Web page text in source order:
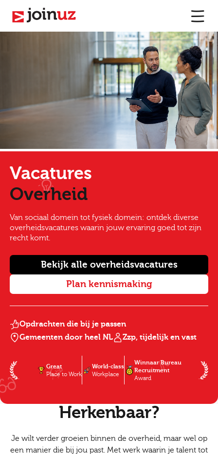
Vacatures
Overheid
Van sociaal domein tot fysiek domein: ontdek diverse
overheidsvacatures waarin jouw ervaring goed tot zijn
recht komt.
Bekijk alle overheidsvacatures
Plan kennismaking
Opdrachten die bij je passen
Gemeenten door heel NL
Zzp, tijdelijk en vast
Great
Place to Work
World-class
Workplace
Winnaar Bureau
Recruitment
Award
Herkenbaar?
Je wilt verder groeien binnen de overheid, maar wel op
een manier die bij jou past. Met werk waarin je talent tot